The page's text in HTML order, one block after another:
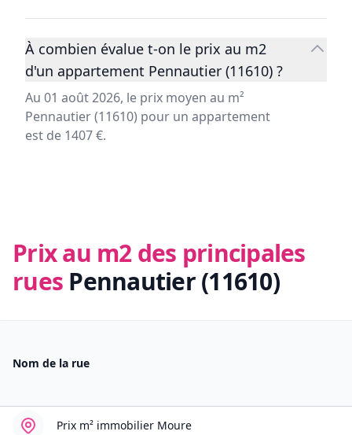
À combien évalue t-on le prix au m2
d'un appartement Pennautier (11610) ?
Au 01 août 2026, le prix moyen au m²
Pennautier (11610) pour un appartement
est de 1407 €.
Prix au m2 des principales
rues Pennautier (11610)
Nom de la rue
Prix m² immobilier Moure